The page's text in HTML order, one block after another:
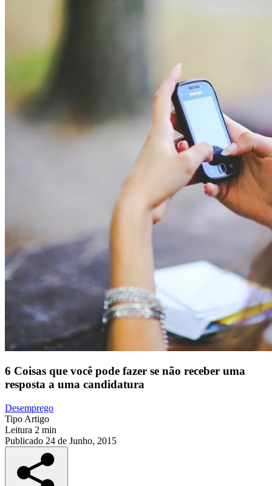
6 Coisas que você pode fazer se não receber uma
resposta a uma candidatura
Desemprego
Tipo Artigo
Leitura 2 min
Publicado 24 de Junho, 2015